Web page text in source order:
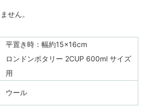
せん。
平置き時：幅約15×16cm
ロンドンポタリー 2CUP 600ml サイズ
用
ウール